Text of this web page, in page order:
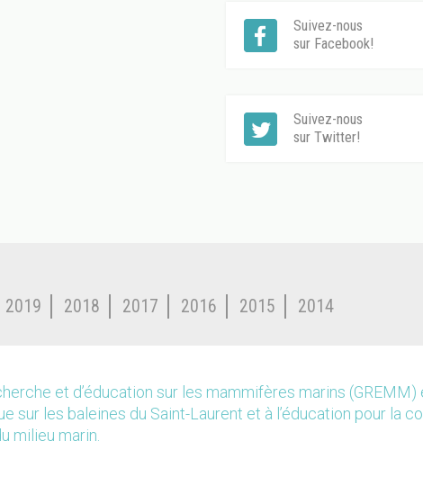
Suivez-nous
sur Facebook!
Suivez-nous
sur Twitter!
2019 2018 2017 2016 2015 2014
et d’éducation sur les mammifères marins (GREMM)
sur les baleines du Saint-Laurent et à l’éducation pour la
milieu marin.